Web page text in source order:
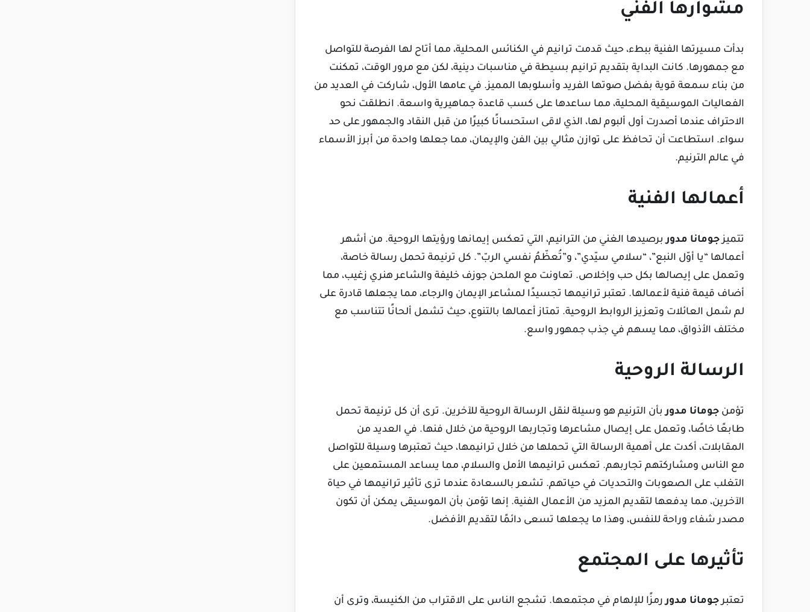
مشوارها الفني
بدأت مسيرتها الفنية ببطء، حيث قدمت ترانيم في الكنائس المحلية، مما أتاح لها الفرصة للتواصل
مع جمهورها. كانت البداية بتقديم ترانيم بسيطة في مناسبات دينية، لكن مع مرور الوقت، تمكنت
من بناء سمعة قوية بفضل صوتها الفريد وأسلوبها المميز. في عامها الأول، شاركت في العديد من
الفعاليات الموسيقية المحلية، مما ساعدها على كسب قاعدة جماهيرية واسعة. انطلقت نحو
الاحتراف عندما أصدرت أول ألبوم لها، الذي لاقى استحسانًا كبيرًا من قبل النقاد والجمهور على حد
سواء. استطاعت أن تحافظ على توازن مثالي بين الفن والإيمان، مما جعلها واحدة من أبرز الأسماء
في عالم الترنيم.
أعمالها الفنية
تتميزجومانا مدوربرصيدها الغني من الترانيم، التي تعكس إيمانها ورؤيتها الروحية. من أشهر
أعمالها “يا أوّل النبع”، “سلامي سيّدي”، و”تُعظّمُ نفسي الربّ”. كل ترنيمة تحمل رسالة خاصة،
وتعمل على إيصالها بكل حب وإخلاص. تعاونت مع الملحن جوزف خليفة والشاعر هنري زغيب، مما
أضاف قيمة فنية لأعمالها. تعتبر ترانيمها تجسيدًا لمشاعر الإيمان والرجاء، مما يجعلها قادرة على
لم شمل العائلات وتعزيز الروابط الروحية. تمتاز أعمالها بالتنوع، حيث تشمل ألحانًا تتناسب مع
مختلف الأذواق، مما يسهم في جذب جمهور واسع.
الرسالة الروحية
تؤمن جومانا مدوربأن الترنيم هو وسيلة لنقل الرسالة الروحية للآخرين. ترى أن كل ترنيمة تحمل
طابعًا خاصًا، وتعمل على إيصال مشاعرها وتجاربها الروحية من خلال فنها. في العديد من
المقابلات، أكدت على أهمية الرسالة التي تحملها من خلال ترانيمها، حيث تعتبرها وسيلة للتواصل
مع الناس ومشاركتهم تجاربهم. تعكس ترانيمها الأمل والسلام، مما يساعد المستمعين على
التغلب على الصعوبات والتحديات في حياتهم. تشعر بالسعادة عندما ترى تأثير ترانيمها في حياة
الآخرين، مما يدفعها لتقديم المزيد من الأعمال الفنية. إنها تؤمن بأن الموسيقى يمكن أن تكون
مصدر شفاء وراحة للنفس، وهذا ما يجعلها تسعى دائمًا لتقديم الأفضل.
تأثيرها على المجتمع
تعتبرجومانا مدوررمزًا للإلهام في مجتمعها. تشجع الناس على الاقتراب من الكنيسة، وترى أن